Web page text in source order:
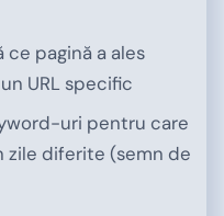
pagină a ales
URL specific
uri pentru care
zile diferite (semn de